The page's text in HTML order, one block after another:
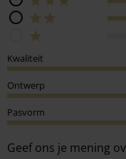
Kwaliteit
Ontwerp
Pasvorm
Geef ons je mening